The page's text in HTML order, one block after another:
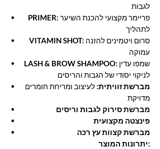
לגבות
PRIMER:
לתהליך
VITAMIN SHOT:
עמוקה
LASH & BROW SHAMPOO:
לניקוי יסודי של הגבות והריסים
מברשת זוויתית: לעיצוב ומריחת חומרים
מדויקת
מברשת סירוק לגבות וריסים
פינצטה מקצועית
מברשת קצוות עץ רכה
יתרונות המוצר: